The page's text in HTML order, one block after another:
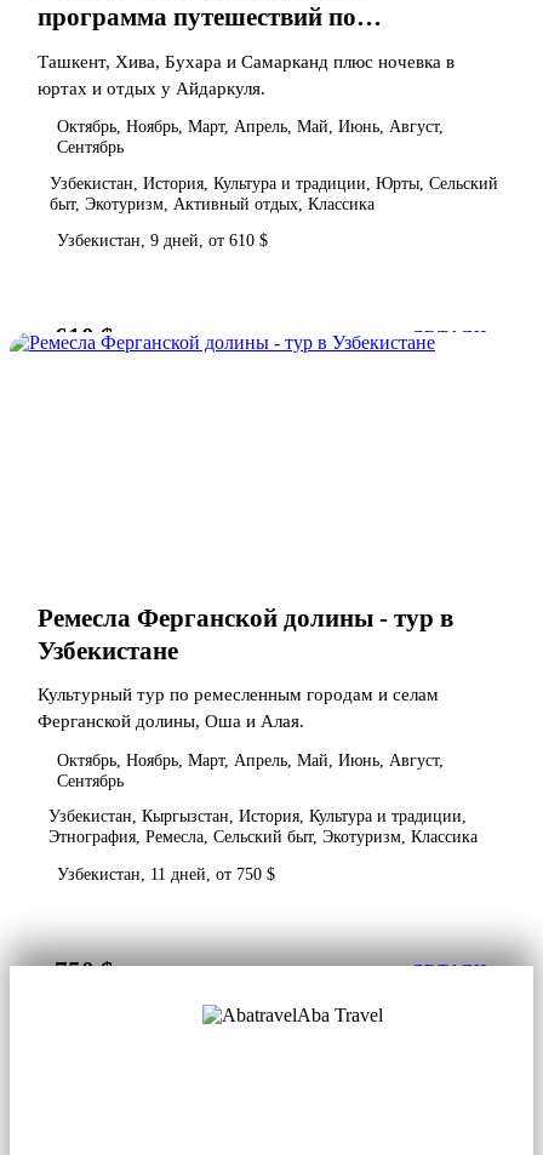
программа путешествий по
Узбекистану
Ташкент, Хива, Бухара и Самарканд плюс ночевка в
юртах и отдых у Айдаркуля.
Октябрь, Ноябрь, Март, Апрель, Май, Июнь, Август,
Сентябрь
Узбекистан, История, Культура и традиции, Юрты, Сельский
быт, Экотуризм, Активный отдых, Классика
Узбекистан, 9 дней, от 610 $
от610 $ ДЕТАЛИ
Ремесла Ферганской долины - тур в
Узбекистане
Культурный тур по ремесленным городам и селам
Ферганской долины, Оша и Алая.
Октябрь, Ноябрь, Март, Апрель, Май, Июнь, Август,
Сентябрь
Узбекистан, Кыргызстан, История, Культура и традиции,
Этнография, Ремесла, Сельский быт, Экотуризм, Классика
Узбекистан, 11 дней, от 750 $
от750 $ ДЕТАЛИ
Aba Travel